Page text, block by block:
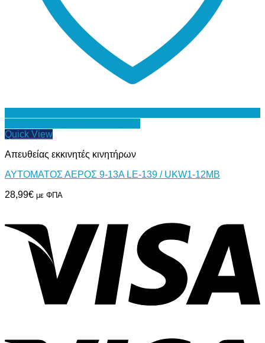
Quick View
Απευθείας εκκινητές κινητήρων
ΑΥΤΟΜΑΤΟΣ ΑΕΡΟΣ 9-13Α LE-139 / UKW1-12MB
28,99€ με ΦΠΑ